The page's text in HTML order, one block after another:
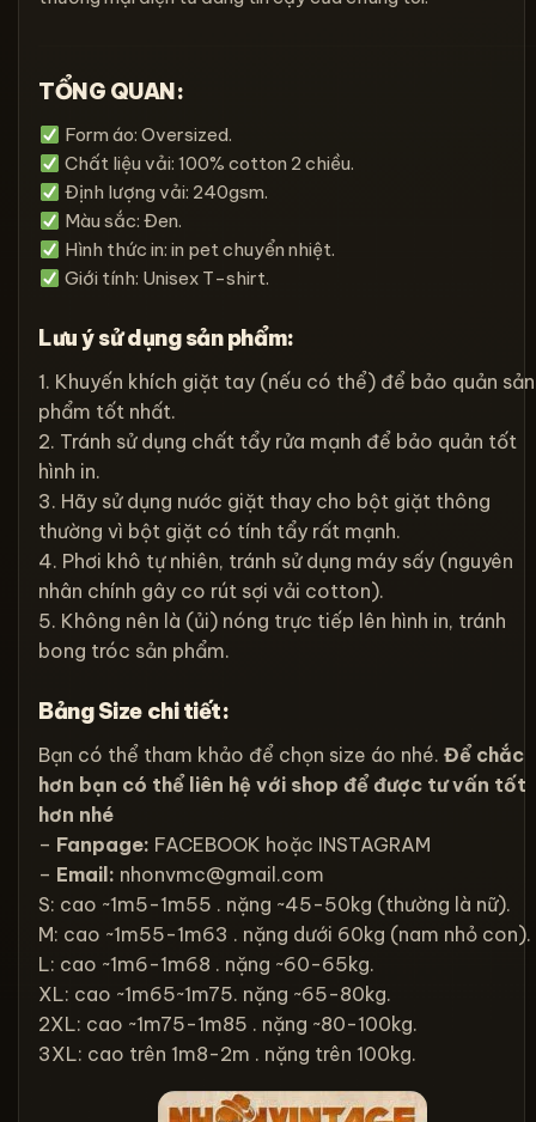
TỔNG QUAN:
Form áo: Oversized.
Chất liệu vải: 100% cotton 2 chiều.
Định lượng vải: 240gsm.
Màu sắc: Đen.
Hình thức in: in pet chuyển nhiệt.
Giới tính: Unisex T-shirt.
Lưu ý sử dụng sản phẩm:
1. Khuyến khích giặt tay (nếu có thể) để bảo quản sản
phẩm tốt nhất.
2. Tránh sử dụng chất tẩy rửa mạnh để bảo quản tốt
hình in.
3. Hãy sử dụng nước giặt thay cho bột giặt thông
thường vì bột giặt có tính tẩy rất mạnh.
4. Phơi khô tự nhiên, tránh sử dụng máy sấy (nguyên
nhân chính gây co rút sợi vải cotton).
5. Không nên là (ủi) nóng trực tiếp lên hình in, tránh
bong tróc sản phẩm.
Bảng Size chi tiết:
Bạn có thể tham khảo để chọn size áo nhé. Để chắc
hơn bạn có thể liên hệ với shop để được tư vấn tốt
hơn nhé
– Fanpage: FACEBOOK hoặc INSTAGRAM
– Email: nhonvmc@gmail.com
S: cao ~1m5-1m55 . nặng ~45-50kg (thường là nữ).
M: cao ~1m55-1m63 . nặng dưới 60kg (nam nhỏ con).
L: cao ~1m6-1m68 . nặng ~60-65kg.
XL: cao ~1m65~1m75. nặng ~65-80kg.
2XL: cao ~1m75-1m85 . nặng ~80-100kg.
3XL: cao trên 1m8-2m . nặng trên 100kg.